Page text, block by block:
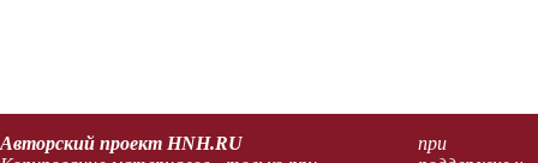
Авторский проект HNH.RU
при